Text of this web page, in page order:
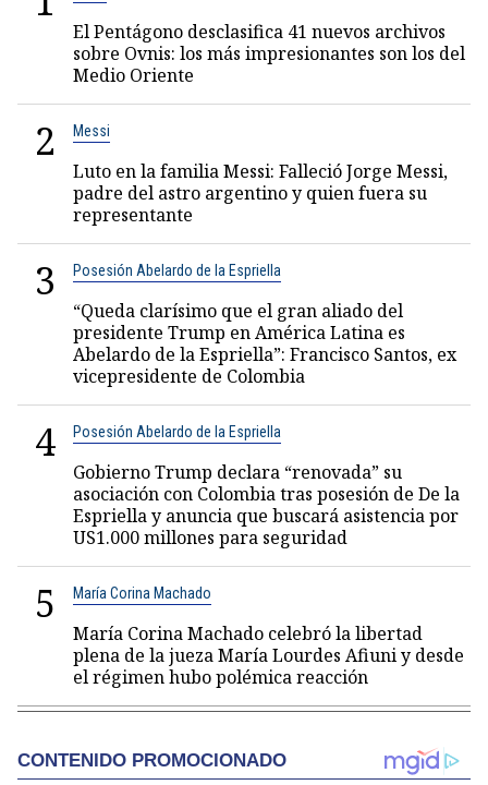
El Pentágono desclasifica 41 nuevos archivos
sobre Ovnis: los más impresionantes son los del
Medio Oriente
2 Messi
Luto en la familia Messi: Falleció Jorge Messi,
padre del astro argentino y quien fuera su
representante
3 Posesión Abelardo de la Espriella
“Queda clarísimo que el gran aliado del
presidente Trump en América Latina es
Abelardo de la Espriella”: Francisco Santos, ex
vicepresidente de Colombia
4 Posesión Abelardo de la Espriella
Gobierno Trump declara “renovada” su
asociación con Colombia tras posesión de De la
Espriella y anuncia que buscará asistencia por
US1.000 millones para seguridad
5 María Corina Machado
María Corina Machado celebró la libertad
plena de la jueza María Lourdes Afiuni y desde
el régimen hubo polémica reacción